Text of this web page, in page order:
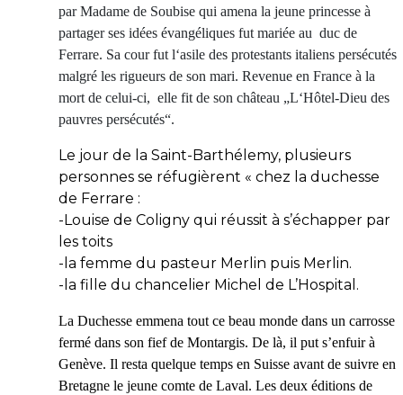
par Madame de Soubise qui amena la jeune princesse à
partager ses idées évangéliques fut mariée au duc de
Ferrare. Sa cour fut l‘asile des protestants italiens persécutés
malgré les rigueurs de son mari. Revenue en France à la
mort de celui-ci, elle fit de son château „L‘Hôtel-Dieu des
pauvres persécutés“.
Le jour de la Saint-Barthélemy, plusieurs
personnes se réfugièrent « chez la duchesse
de Ferrare :
-Louise de Coligny qui réussit à s’échapper par
les toits
-la femme du pasteur Merlin puis Merlin.
-la fille du chancelier Michel de L’Hospital.
La Duchesse emmena tout ce beau monde dans un carrosse
fermé dans son fief de Montargis. De là, il put s’enfuir à
Genève. Il resta quelque temps en Suisse avant de suivre en
Bretagne le jeune comte de Laval. Les deux éditions de